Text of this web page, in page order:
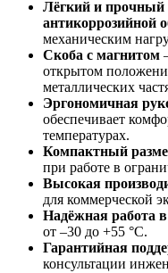
Лёгкий и
антикоррозийной
механическим
Скоба с магнитом
открытом
металлических
Эргономичная
обеспечивает
температурах.
Компактный
при работе в
Высокая
для коммерческой
Надёжная работа
от –30 до +55 °С.
Гарантийная
консультации